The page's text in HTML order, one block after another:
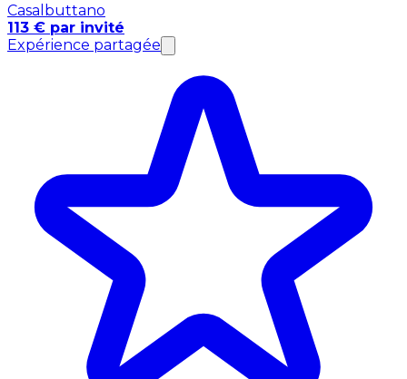
Casalbuttano
113 € par invité
Expérience partagée